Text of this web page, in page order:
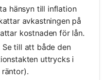
hänsyn till inflation
avkastningen på
kostnaden för lån.
Se till att både den
uttrycks i